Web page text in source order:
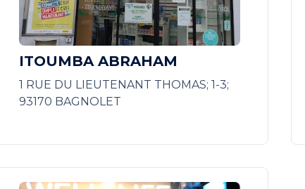
ITOUMBA ABRAHAM
1 RUE DU LIEUTENANT THOMAS; 1-3;
93170 BAGNOLET